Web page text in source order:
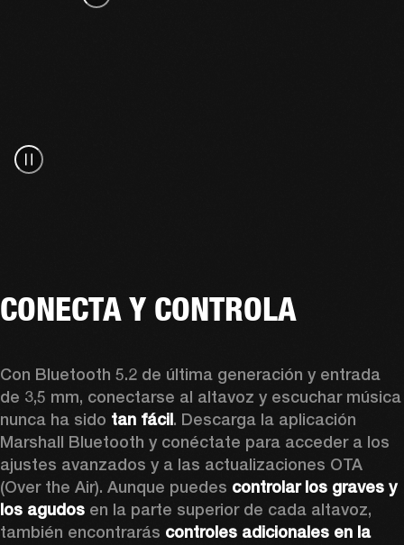
CONECTA Y CONTROLA
Con Bluetooth 5.2 de última generación y entrada
de 3,5 mm, conectarse al altavoz y escuchar música
nunca ha sido tan fácil. Descarga la aplicación
Marshall Bluetooth y conéctate para acceder a los
ajustes avanzados y a las actualizaciones OTA
(Over the Air). Aunque puedes controlar los graves y
los agudos en la parte superior de cada altavoz,
también encontrarás controles adicionales en la